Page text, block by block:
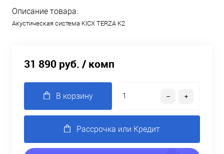
Описание товара:
Акустическая система KICX TERZA K2
31 890 руб. / комп
В корзину
Рассрочка или Кредит